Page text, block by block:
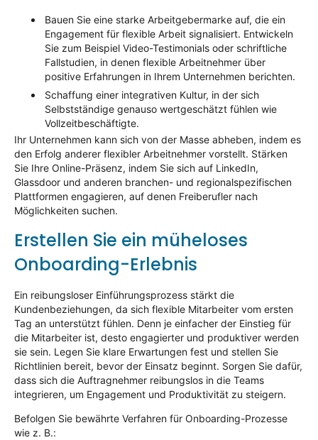
Bauen Sie eine starke Arbeitgebermarke auf, die ein
Engagement für flexible Arbeit signalisiert. Entwickeln
Sie zum Beispiel Video-Testimonials oder schriftliche
Fallstudien, in denen flexible Arbeitnehmer über
positive Erfahrungen in Ihrem Unternehmen berichten.
Schaffung einer integrativen Kultur, in der sich
Selbstständige genauso wertgeschätzt fühlen wie
Vollzeitbeschäftigte.
Ihr Unternehmen kann sich von der Masse abheben, indem es
den Erfolg anderer flexibler Arbeitnehmer vorstellt. Stärken
Sie Ihre Online-Präsenz, indem Sie sich auf LinkedIn,
Glassdoor und anderen branchen- und regionalspezifischen
Plattformen engagieren, auf denen Freiberufler nach
Möglichkeiten suchen.
Erstellen Sie ein müheloses
Onboarding-Erlebnis
Ein reibungsloser Einführungsprozess stärkt die
Kundenbeziehungen, da sich flexible Mitarbeiter vom ersten
Tag an unterstützt fühlen. Denn je einfacher der Einstieg für
die Mitarbeiter ist, desto engagierter und produktiver werden
sie sein. Legen Sie klare Erwartungen fest und stellen Sie
Richtlinien bereit, bevor der Einsatz beginnt. Sorgen Sie dafür,
dass sich die Auftragnehmer reibungslos in die Teams
integrieren, um Engagement und Produktivität zu steigern.
Befolgen Sie bewährte Verfahren für Onboarding-Prozesse
wie z. B.: